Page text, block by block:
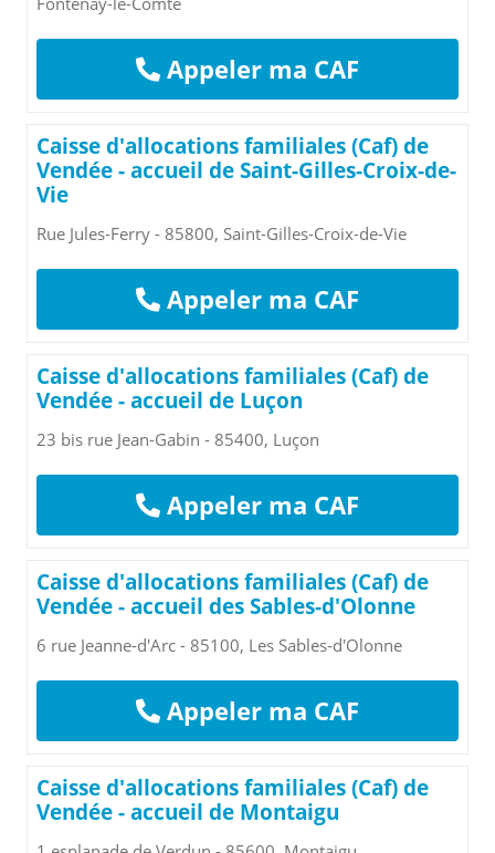
Appeler ma CAF
Caisse d'allocations familiales (Caf) de
Vendée - accueil de Saint-Gilles-Croix-de-
Vie
Rue Jules-Ferry - 85800, Saint-Gilles-Croix-de-Vie
Appeler ma CAF
Caisse d'allocations familiales (Caf) de
Vendée - accueil de Luçon
23 bis rue Jean-Gabin - 85400, Luçon
Appeler ma CAF
Caisse d'allocations familiales (Caf) de
Vendée - accueil des Sables-d'Olonne
6 rue Jeanne-d'Arc - 85100, Les Sables-d'Olonne
Appeler ma CAF
Caisse d'allocations familiales (Caf) de
Vendée - accueil de Montaigu